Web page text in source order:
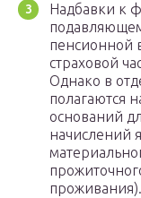
Надбавки к
пенсионной
страховой
Однако в
полагаются
оснований
начислений
проживания).